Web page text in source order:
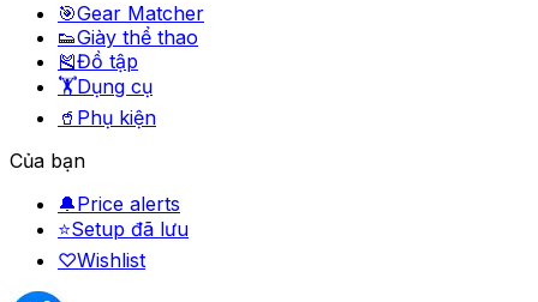
🎯Gear Matcher
👟Giày thể thao
🎽Đồ tập
🏋️Dụng cụ
🥤 Phụ kiện
Của bạn
🔔Price alerts
⭐Setup đã lưu
♡Wishlist